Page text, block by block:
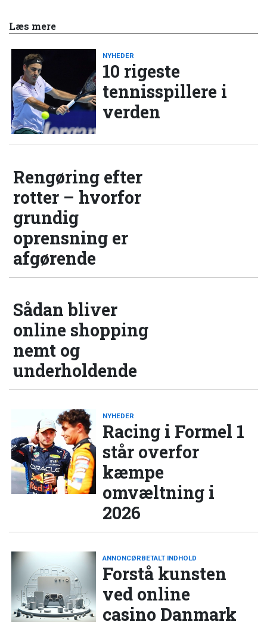
Læs mere
NYHEDER
10 rigeste
tennisspillere i
verden
Rengøring efter
rotter – hvorfor
grundig
oprensning er
afgørende
Sådan bliver
online shopping
nemt og
underholdende
NYHEDER
Racing i Formel 1
står overfor
kæmpe
omvæltning i
2026
ANNONCØRBETALT INDHOLD
Forstå kunsten
ved online
casino Danmark